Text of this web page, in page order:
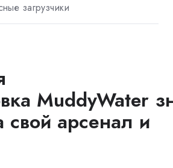
загрузчики
MuddyWater
свой арсенал и